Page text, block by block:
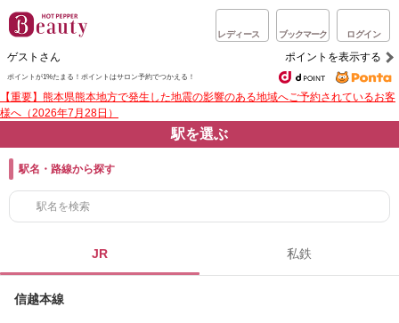
レディース ブックマーク ログイン
ゲストさん ポイントを表示する
ポイントが1%たまる！ ポイントはサロン予約でつかえる！
【重要】熊本県熊本地方で発生した地震の影響のある地域へご予約されているお客
様へ（2026年7月28日）
駅を選ぶ
駅名・路線から探す
JR 私鉄
信越本線